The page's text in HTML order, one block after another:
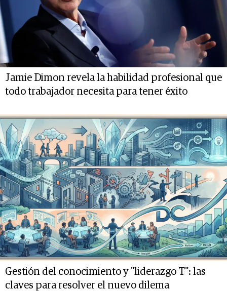
Jamie Dimon revela la habilidad profesional que
todo trabajador necesita para tener éxito
Gestión del conocimiento y "liderazgo T": las
claves para resolver el nuevo dilema